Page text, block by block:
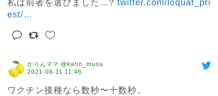
私は前者を選びました…? twitter.com/loquat_pri
est/…
かりんママ @karin_musu
2021-08-11 11:46
ワクチン接種なら数秒〜十数秒。